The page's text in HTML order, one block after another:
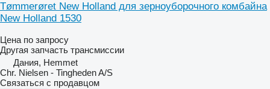
Tømmerøret New Holland для зерноуборочного комбайна
New Holland 1530
Цена по запросу
Другая запчасть трансмиссии
Дания, Hemmet
Chr. Nielsen - Tingheden A/S
Связаться с продавцом